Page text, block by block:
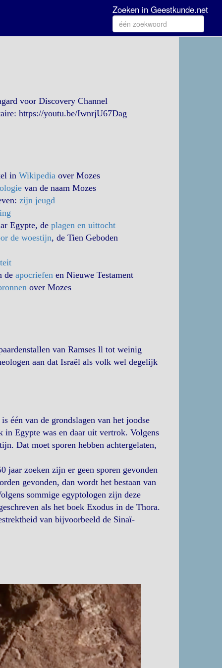
Zoeken in Geestkunde.net
voor Discovery Channel
https://youtu.be/IwnrjU67Dag
inWikipedia over Mozes
van de naam Mozes
zijn jeugd
Egypte, deplagen en uittocht
de woestijn, de Tien Geboden
deapocriefen en Nieuwe Testament
over Mozes
van Ramses ll tot weinig
aan dat Israël als volk wel degelijk
één van de grondslagen van het joodse
Egypte was en daar uit vertrok. Volgens
Dat moet sporen hebben achtergelaten,
zoeken zijn er geen sporen gevonden
gevonden, dan wordt het bestaan van
sommige egyptologen zijn deze
als het boek Exodus in de Thora.
van bijvoorbeeld de Sinaï-